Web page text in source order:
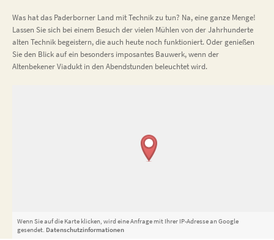
Was hat das Paderborner Land mit Technik zu tun? Na, eine ganze Menge!
Lassen Sie sich bei einem Besuch der vielen Mühlen von der Jahrhunderte
alten Technik begeistern, die auch heute noch funktioniert. Oder genießen
Sie den Blick auf ein besonders imposantes Bauwerk, wenn der
Altenbekener Viadukt in den Abendstunden beleuchtet wird.
Wenn Sie auf die Karte klicken, wird eine Anfrage mit Ihrer IP-Adresse an Google
gesendet. Datenschutzinformationen